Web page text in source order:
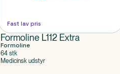
Fast lav pris
Formoline L112 Extra
Formoline
64 stk
Medicinsk udstyr